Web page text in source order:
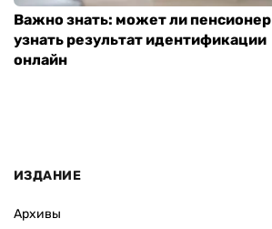
Важно знать: может ли пенсионер
узнать результат идентификации
онлайн
ИЗДАНИЕ
Архивы